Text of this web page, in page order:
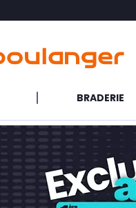
au chatbot
BRADERIE